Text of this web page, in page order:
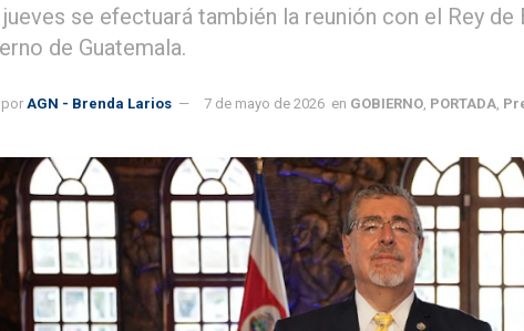
se efectuará también la reunión con el Rey de
de Guatemala.
por AGN - Brenda Larios 7 de mayo de 2026 en GOBIERNO PORTADA